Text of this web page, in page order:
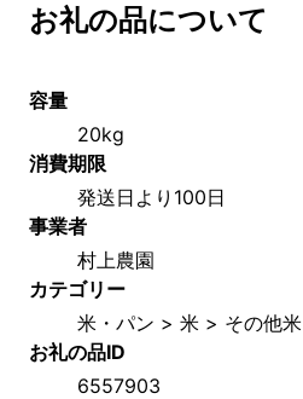
お礼の品について
容量
20kg
消費期限
発送日より100日
事業者
村上農園
カテゴリー
米・パン > 米 > その他米
お礼の品ID
6557903